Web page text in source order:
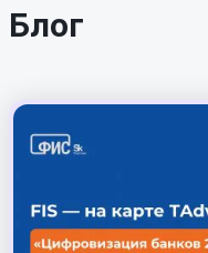
Блог